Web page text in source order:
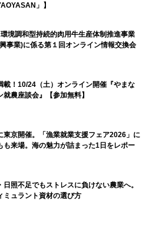
」】
境調和型持続的肉用牛生産体制推進事業
事業)に係る第１回オンライン情報交換会
載！10/24（土）オンライン開催『やまな
就農座談会』【参加無料】
東京開催。「漁業就業支援フェア2026」に
も来場。海の魅力が詰まった1日をレポー
日照不足でもストレスに負けない農業へ。
ミュラント資材の選び方